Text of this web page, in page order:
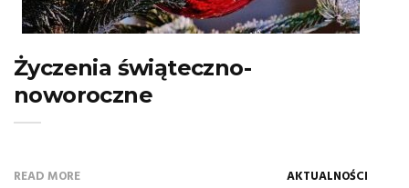
Życzenia świąteczno-
noworoczne
READ MORE AKTUALNOŚCI